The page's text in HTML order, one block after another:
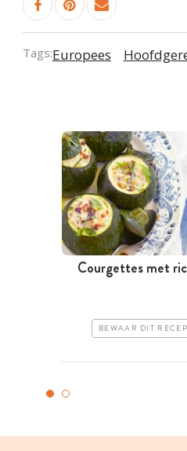
Tags:Europees
Courgettes met
BEWAAR DIT